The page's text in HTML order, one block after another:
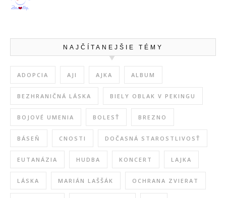
NAJČÍTANEJŠIE TÉMY
ADOPCIA AJI AJKA ALBUM
BEZHRANIČNÁ LÁSKA BIELY OBLAK V PEKINGU
BOJOVÉ UMENIA BOLESŤ BREZNO
BÁSEŇ CNOSTI DOČASNÁ STAROSTLIVOSŤ
EUTANÁZIA HUDBA KONCERT LAJKA
LÁSKA MARIÁN LAŠŠÁK OCHRANA ZVIERAT